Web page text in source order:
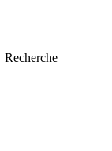
Recherche